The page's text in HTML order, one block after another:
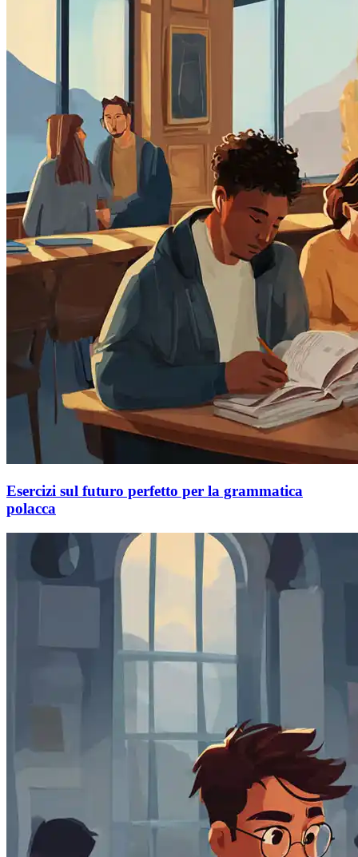
Esercizi sul futuro perfetto per la grammatica
polacca